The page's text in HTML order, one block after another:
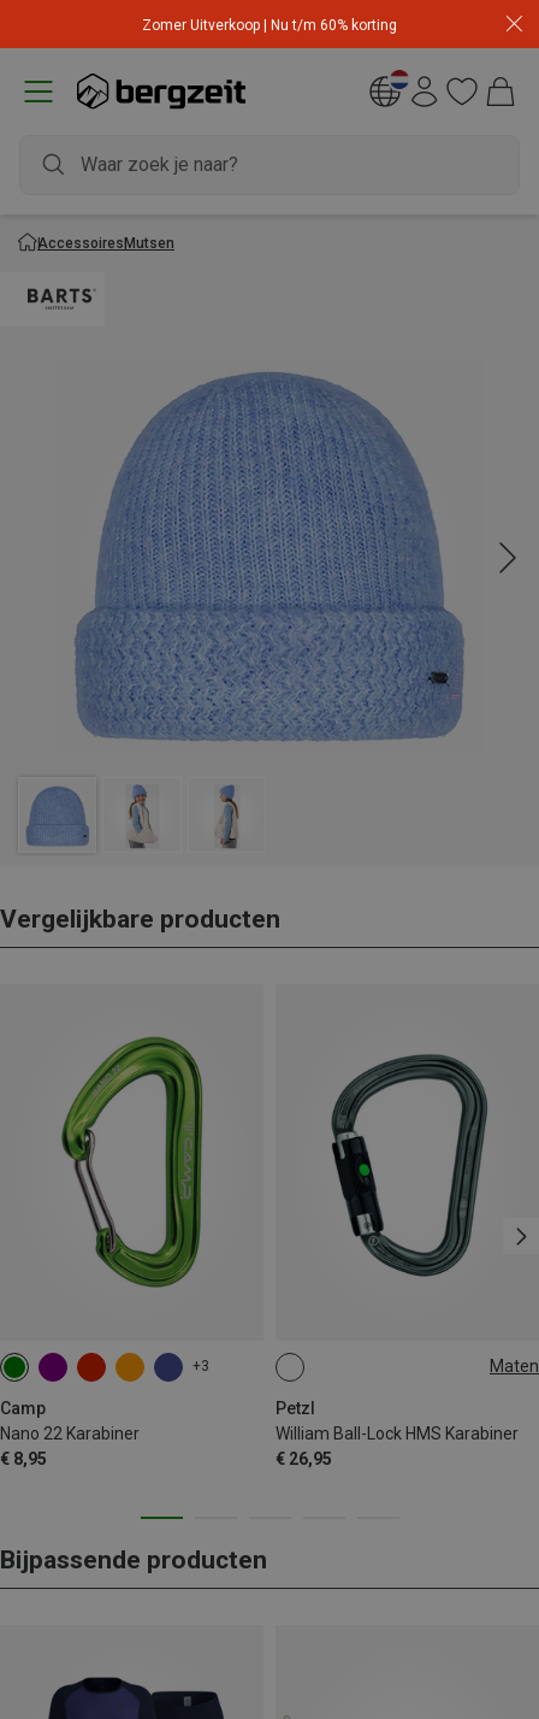
Zomer Uitverkoop | Nu t/m 60% korting
AccessoiresMutsen
Vergelijkbare producten
+3
Camp
Nano 22 Karabiner
€ 8,95
Maten
Petzl
William Ball-Lock HMS Karabiner
€ 26,95
BALL-LOCK
Bijpassende producten